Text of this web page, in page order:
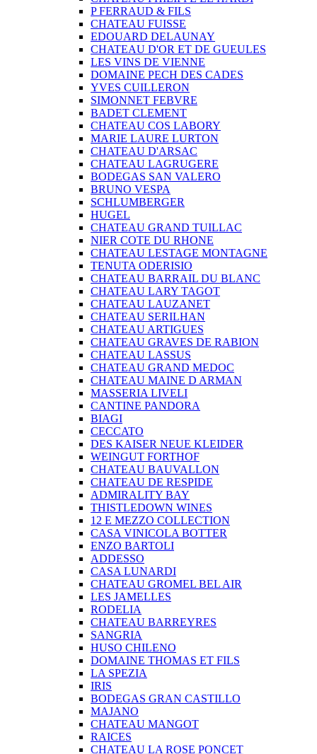
P FERRAUD & FILS
CHATEAU FUISSE
EDOUARD DELAUNAY
CHATEAU D'OR ET DE GUEULES
LES VINS DE VIENNE
DOMAINE PECH DES CADES
YVES CUILLERON
SIMONNET FEBVRE
BADET CLEMENT
CHATEAU COS LABORY
MARIE LAURE LURTON
CHATEAU D'ARSAC
CHATEAU LAGRUGERE
BODEGAS SAN VALERO
BRUNO VESPA
SCHLUMBERGER
HUGEL
CHATEAU GRAND TUILLAC
NIER COTE DU RHONE
CHATEAU LESTAGE MONTAGNE
TENUTA ODERISIO
CHATEAU BARRAIL DU BLANC
CHATEAU LARY TAGOT
CHATEAU LAUZANET
CHATEAU SERILHAN
CHATEAU ARTIGUES
CHATEAU GRAVES DE RABION
CHATEAU LASSUS
CHATEAU GRAND MEDOC
CHATEAU MAINE D ARMAN
MASSERIA LIVELI
CANTINE PANDORA
BIAGI
CECCATO
DES KAISER NEUE KLEIDER
WEINGUT FORTHOF
CHATEAU BAUVALLON
CHATEAU DE RESPIDE
ADMIRALITY BAY
THISTLEDOWN WINES
12 E MEZZO COLLECTION
CASA VINICOLA BOTTER
ENZO BARTOLI
ADDESSO
CASA LUNARDI
CHATEAU GROMEL BEL AIR
LES JAMELLES
RODELIA
CHATEAU BARREYRES
SANGRIA
HUSO CHILENO
DOMAINE THOMAS ET FILS
LA SPEZIA
IRIS
BODEGAS GRAN CASTILLO
MAJANO
CHATEAU MANGOT
RAICES
CHATEAU LA ROSE PONCET